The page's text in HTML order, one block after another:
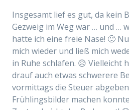
Insgesamt lief es gut, da kein
Gezweig im Weg war … und …
hatte ich eine freie Nase! 🙂
mich wieder und ließ mich
in Ruhe schlafen. 😥 Vielleicht
drauf auch etwas schwerere
vormittags die Steuer
Frühlingsbilder machen